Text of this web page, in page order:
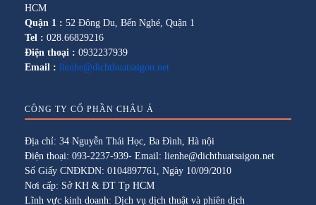
HCM
Quận 1 : 52 Đông Du, Bến Nghé, Quận 1
Tel : 028.66829216
Điện thoại : 0932237939
Email : lienhe@dichthuatsaigon.net
CÔNG TY CỔ PHẦN CHÂU Á
Địa chỉ: 34 Nguyễn Thái Học, Ba Đình, Hà nội
Điện thoại: 093-2237-939- Email: lienhe@dichthuatsaigon.net
Số Giấy CNĐKDN: 0104897761, Ngày 10/09/2010
Nơi cấp: Sở KH & ĐT Tp HCM
Lĩnh vực kinh doanh: Dịch vụ dịch thuật và phiên dịch